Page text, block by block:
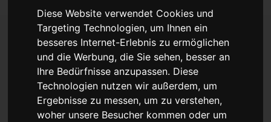
Diese Website verwendet Cookies und
Targeting Technologien, um Ihnen ein
besseres Internet-Erlebnis zu ermöglichen
und die Werbung, die Sie sehen, besser an
Ihre Bedürfnisse anzupassen. Diese
Technologien nutzen wir außerdem, um
Ergebnisse zu messen, um zu verstehen,
woher unsere Besucher kommen oder um
„Amadeus auf dem
Fahrrad“